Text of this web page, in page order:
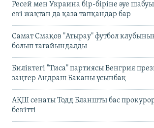
Ресей мен Украина бір-біріне әуе
екі жақтан да қаза тапқандар бар
Самат Смақов "Атырау" футбол
болып тағайындалды
Биліктегі "Тиса" партиясы Венгрия
заңгер Андраш Баканы ұсынбақ
АҚШ сенаты Тодд Бланшты бас
бекітті